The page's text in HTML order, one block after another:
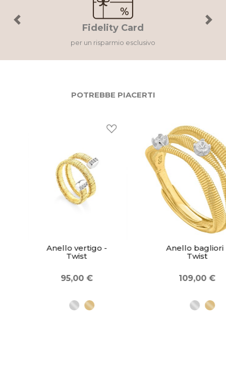
Fidelity Card
per un risparmio esclusivo
Previous Next
POTREBBE PIACERTI
Anello vertigo -
95,00 €
Anello bagliori -
109,00 €